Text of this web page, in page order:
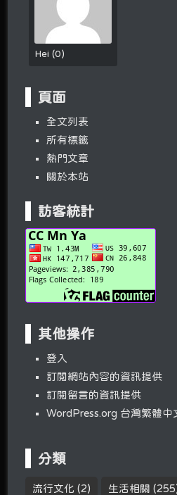
Hei(0)
頁面
全文列表
所有標籤
熱門文章
關於本站
訪客統計
其他操作
登入
訂閱網站內容的資訊提供
訂閱留言的資訊提供
WordPress.org 台灣繁體中
分類
流行文化 (2) 生活相關